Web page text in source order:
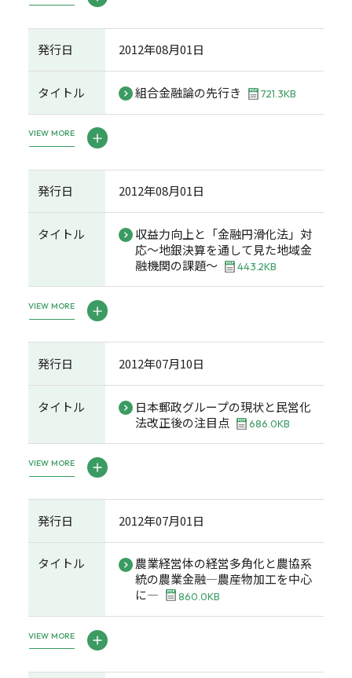
発行日 2012年08月01日
タイトル 組合金融論の先行き 721.3KB
VIEW MORE
発行日 2012年08月01日
タイトル
収益力向上と「金融円滑化法」対
応～地銀決算を通して見た地域金
融機関の課題～
443.2KB
VIEW MORE
発行日 2012年07月10日
タイトル
日本郵政グループの現状と民営化
法改正後の注目点
686.0KB
VIEW MORE
発行日 2012年07月01日
タイトル
農業経営体の経営多角化と農協系
統の農業金融―農産物加工を中心
に―
860.0KB
VIEW MORE